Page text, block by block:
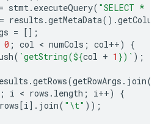
= stmt. executeQuery( "SELECT *
= results .getMetaData().
= [];
0 ; col < numCols ; col++)
{
( `getString(${col + 1 })` );
.getRows(getRowArgs . join(
; i < rows . length ; i++)
{
rows[i]. join( "\t" ));